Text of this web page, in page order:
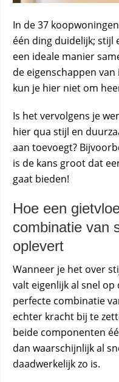
In de 37
één ding duidelijk; stijl
een ideale manier
de eigenschappen
kun je hier niet om
Is het vervolgens je
hier qua stijl en
aan toevoegt?
is de kans groot dat
gaat bieden!
Hoe een
combinatie van
oplevert
Wanneer je het over
valt eigenlijk al snel
perfecte combinatie
echter kracht bij te
beide componenten
dan waarschijnlijk al
daadwerkelijk zo is.